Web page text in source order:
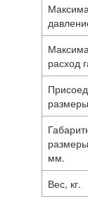
расход
размеры
мм.
Вес, кг.